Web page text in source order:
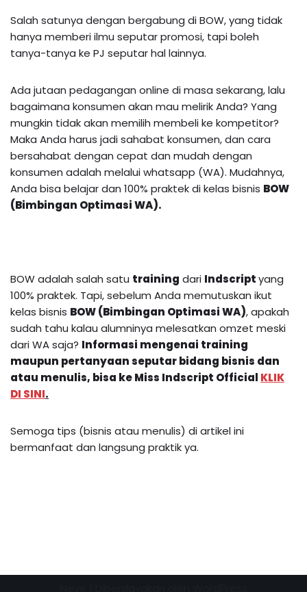
Salah satunya dengan bergabung di BOW, yang tidak
hanya memberi ilmu seputar promosi, tapi boleh
tanya-tanya ke PJ seputar hal lainnya.
Ada jutaan pedagangan online di masa sekarang, lalu
bagaimana konsumen akan mau melirik Anda? Yang
mungkin tidak akan memilih membeli ke kompetitor?
Maka Anda harus jadi sahabat konsumen, dan cara
bersahabat dengan cepat dan mudah dengan
konsumen adalah melalui whatsapp (WA). Mudahnya,
Anda bisa belajar dan 100% praktek di kelas bisnis BOW
(Bimbingan Optimasi WA).
BOW adalah salah satu training dari Indscriptyang
100% praktek. Tapi, sebelum Anda memutuskan ikut
kelas bisnis BOW (Bimbingan Optimasi WA), apakah
sudah tahu kalau alumninya melesatkan omzet meski
dari WA saja? Informasi mengenai training
maupun pertanyaan seputar bidang bisnis dan
atau menulis, bisa ke Miss Indscript Official KLIK
DI SINI.
Semoga tips (bisnis atau menulis) di artikel ini
bermanfaat dan langsung praktik ya.